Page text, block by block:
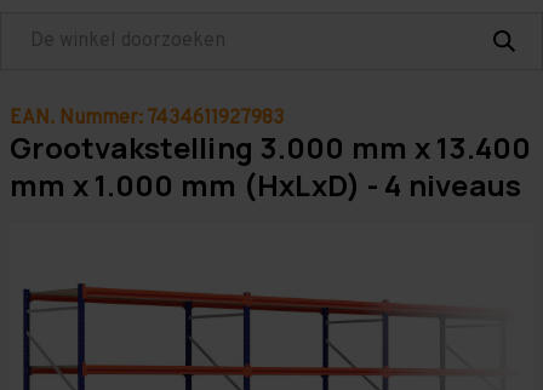
Zoeken
EAN. Nummer: 7434611927983
Grootvakstelling 3.000 mm x 13.400
mm x 1.000 mm (HxLxD) - 4 niveaus